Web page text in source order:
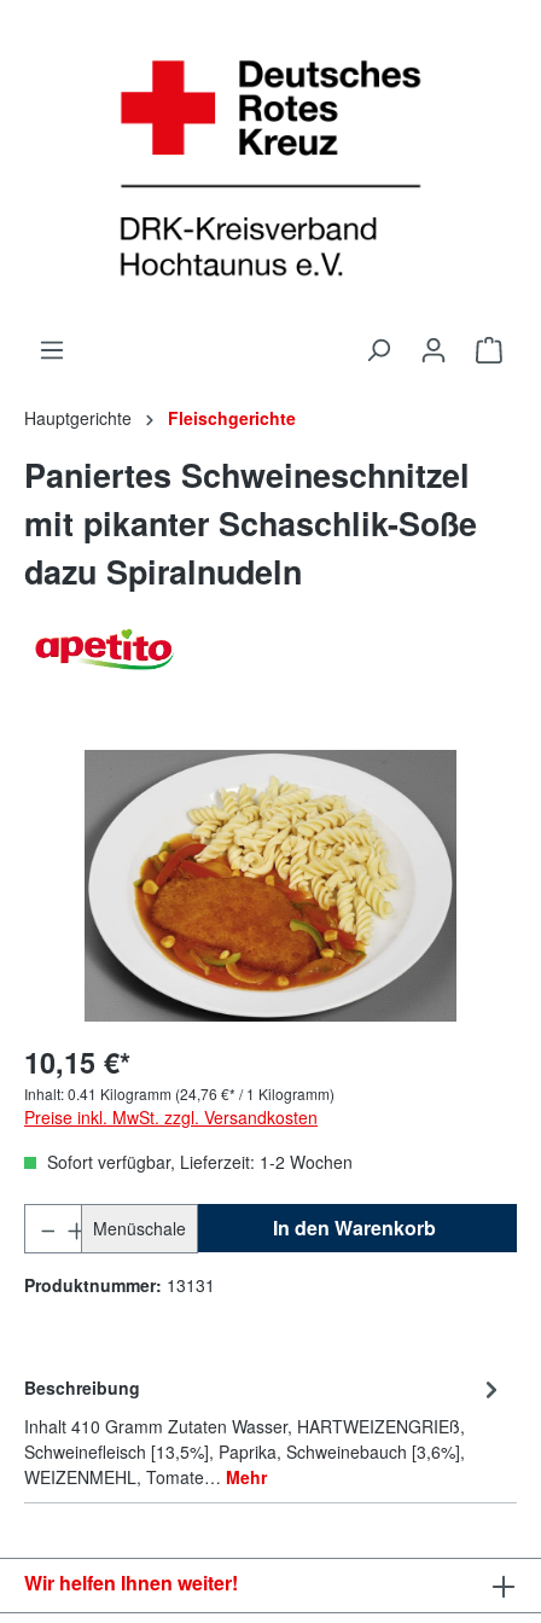
Hauptgerichte Fleischgerichte
Paniertes Schweineschnitzel
mit pikanter Schaschlik-Soße
dazu Spiralnudeln
10,15 €*
Inhalt:0.41 Kilogramm (24,76 €* / 1 Kilogramm)
Preise inkl. MwSt. zzgl. Versandkosten
Sofort verfügbar, Lieferzeit: 1-2 Wochen
Menüschale In den Warenkorb
Produktnummer: 13131
Beschreibung
Inhalt 410 Gramm Zutaten Wasser, HARTWEIZENGRIEß,
Schweinefleisch [13,5%], Paprika, Schweinebauch [3,6%],
WEIZENMEHL, Tomate… Mehr
Wir helfen Ihnen weiter!